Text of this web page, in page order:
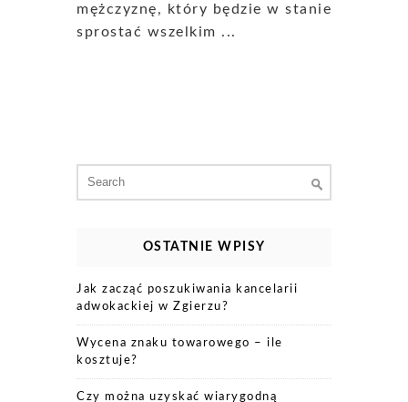
mężczyznę, który będzie w stanie
sprostać wszelkim ...
for:
OSTATNIE WPISY
Jak zacząć poszukiwania kancelarii
adwokackiej w Zgierzu?
Wycena znaku towarowego – ile
kosztuje?
Czy można uzyskać wiarygodną